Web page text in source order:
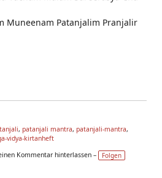
Muneenam Patanjalim Pranjalir
, patanjali mantra, patanjali-mantra,
vidya-kirtanheft
Kommentar hinterlassen –
Folgen